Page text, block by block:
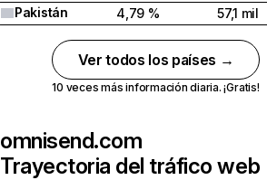
Pakistán
4,79 % 57,1 mil
Ver todos los países →
10 veces más información diaria. ¡Gratis!
omnisend.com
Trayectoria del tráfico web